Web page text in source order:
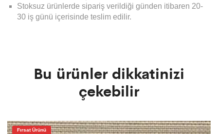
Stoksuz ürünlerde sipariş verildiği günden itibaren 20-
30 iş günü içerisinde teslim edilir.
Bu ürünler dikkatinizi
çekebilir
Fırsat Ürünü